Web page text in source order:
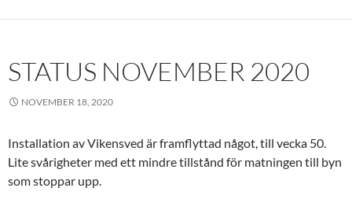
STATUS NOVEMBER 2020
NOVEMBER 18, 2020
Installation av Vikensved är framflyttad något, till vecka 50.
Lite svårigheter med ett mindre tillstånd för matningen till byn
som stoppar upp.